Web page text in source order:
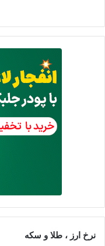
نرخ ارز ، طلا و سکه